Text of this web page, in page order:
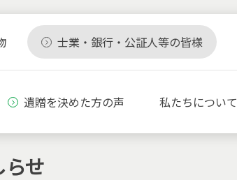
士業・銀行・公証人等の皆様
遺贈を決めた方の声 私たちについて
らせ